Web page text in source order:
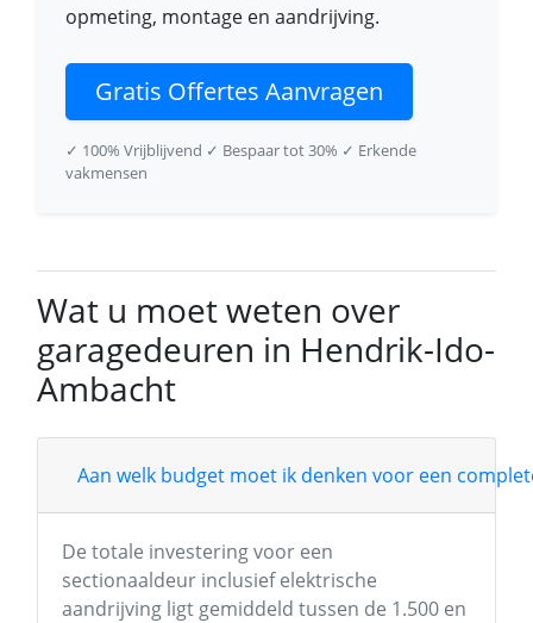
opmeting, montage en aandrijving.
Gratis Offertes Aanvragen
✓ 100% Vrijblijvend ✓ Bespaar tot 30% ✓ Erkende
vakmensen
Wat u moet weten over
garagedeuren in Hendrik-Ido-
Ambacht
Aan welk budget moet ik denken voor een
De totale investering voor een
sectionaaldeur inclusief elektrische
aandrijving ligt gemiddeld tussen de 1.500 en